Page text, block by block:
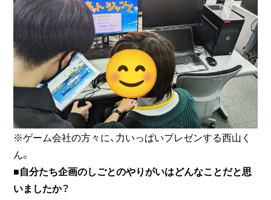
※ゲーム会社の方々に、力いっぱいプレゼンする西山く
ん。
■自分たち企画のしごとのやりがいはどんなことだと思
いましたか？